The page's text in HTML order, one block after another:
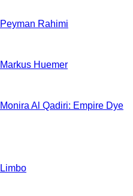
Peyman Rahimi
Markus Huemer
Monira Al Qadiri: Empire Dye
Limbo